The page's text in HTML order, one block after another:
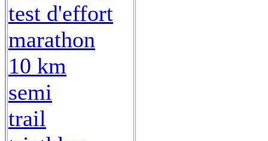
test d'effort
marathon
10 km
semi
trail